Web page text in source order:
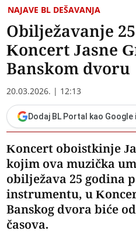
NAJAVE BL DEŠAVANJA
Obilježavanje
Koncert Jasne
Banskom dvoru
20.03.2026. | 12:13
Dodaj BL Portal kao Google
Koncert oboistkinje
kojim ova muzička
obilježava 25 godina
instrumentu, u
Banskog dvora biće
časova.